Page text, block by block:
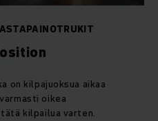
on kilpajuoksua aikaa
oikea
kilpailua varten.